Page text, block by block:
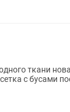
ткани
с бусами